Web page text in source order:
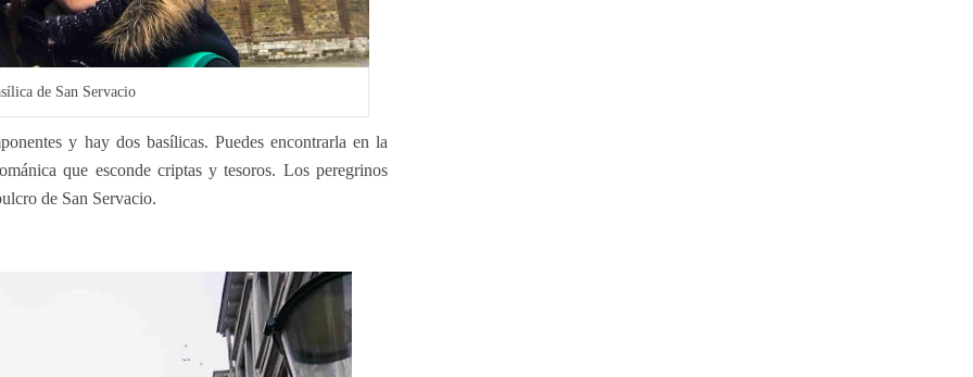
de San Servacio
y hay dos basílicas. Puedes encontrarla en la
que esconde criptas y tesoros. Los peregrinos
de San Servacio.